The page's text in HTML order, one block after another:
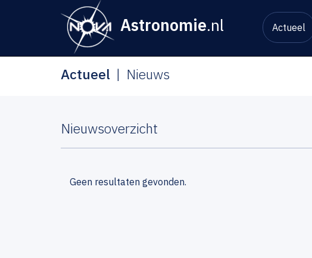
Astronomie.nl Actueel
Actueel Nieuws
Nieuwsoverzicht
Geen resultaten gevonden.